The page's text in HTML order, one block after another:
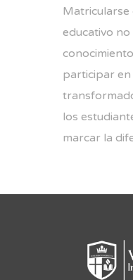
Matricularse
educativo
participar
los
marcar la